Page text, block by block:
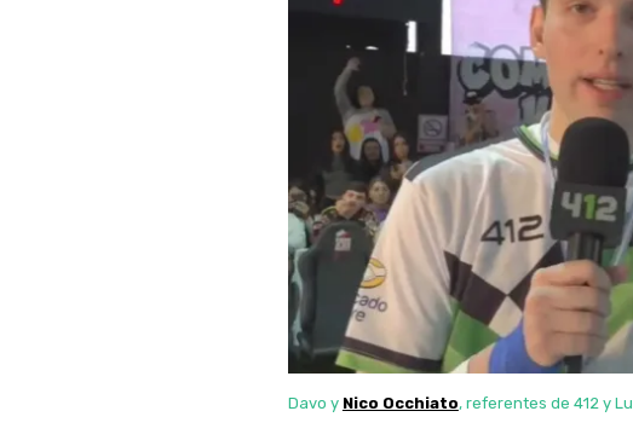
Davo y Nico Occhiato, referentes de 412 y